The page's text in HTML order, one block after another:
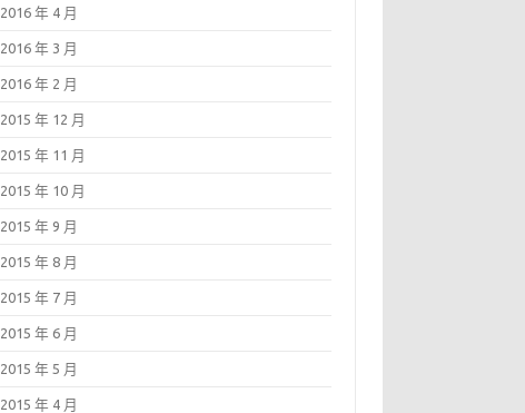
2016 年 4 月
2016 年 3 月
2016 年 2 月
2015 年 12 月
2015 年 11 月
2015 年 10 月
2015 年 9 月
2015 年 8 月
2015 年 7 月
2015 年 6 月
2015 年 5 月
2015 年 4 月